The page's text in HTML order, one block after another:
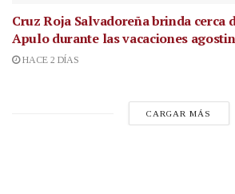
Cruz Roja Salvadoreña brinda cerca
Apulo durante las vacaciones
HACE 2 DÍAS
CARGAR MÁS